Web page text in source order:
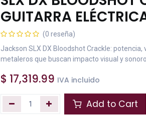
GUITARRA
(0 reseña)
Jackson SLX DX Bloodshot Crackle:
metaleros que buscan impacto visual y sonoro.
$ 17,319.99 IVA incluido
Add to Cart